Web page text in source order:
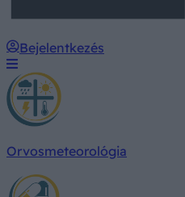
Bejelentkezés
Orvosmeteorológia